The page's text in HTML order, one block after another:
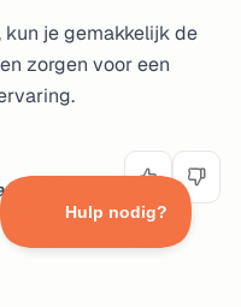
je gemakkelijk de
zorgen voor een
gekregen? No